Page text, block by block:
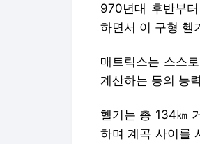
970년대 후반부
하면서 이 구형 헬
매트릭스는 스스
계산하는 등의 능
헬기는 총 134㎞
하며 계곡 사이를